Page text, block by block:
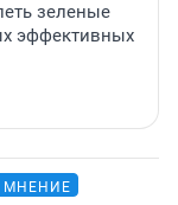
зеленые
эффективных
МНЕНИЕ